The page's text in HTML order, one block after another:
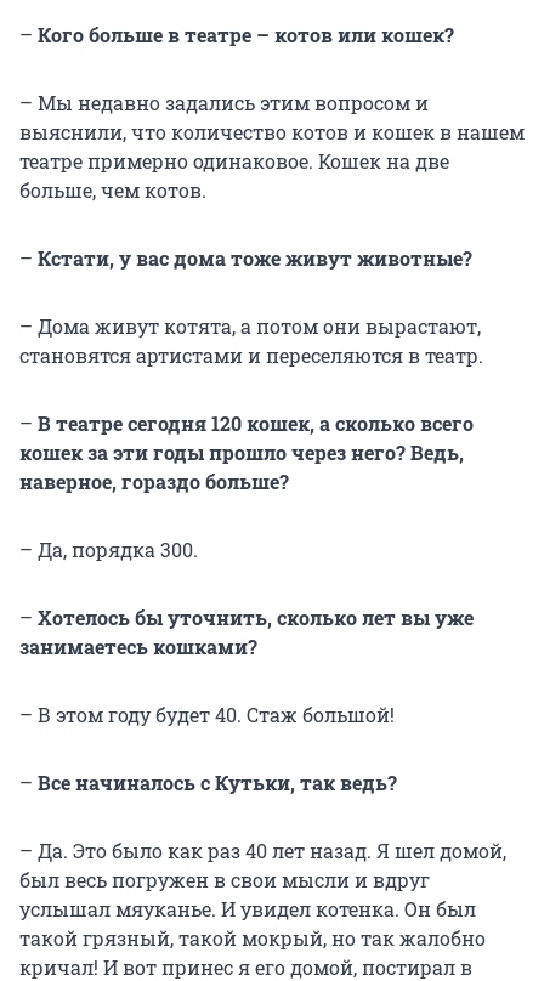
– Кого больше в театре – котов или кошек?
– Мы недавно задались этим вопросом и
выяснили, что количество котов и кошек в нашем
театре примерно одинаковое. Кошек на две
больше, чем котов.
– Кстати, у вас дома тоже живут животные?
– Дома живут котята, а потом они вырастают,
становятся артистами и переселяются в театр.
– В театре сегодня 120 кошек, а сколько всего
кошек за эти годы прошло через него? Ведь,
наверное, гораздо больше?
– Да, порядка 300.
– Хотелось бы уточнить, сколько лет вы уже
занимаетесь кошками?
– В этом году будет 40. Стаж большой!
– Все начиналось с Кутьки, так ведь?
– Да. Это было как раз 40 лет назад. Я шел домой,
был весь погружен в свои мысли и вдруг
услышал мяуканье. И увидел котенка. Он был
такой грязный, такой мокрый, но так жалобно
кричал! И вот принес я его домой, постирал в